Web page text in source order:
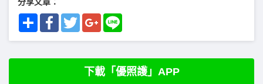
Share FacebookTwitterGoogle+
下載「優照護」APP